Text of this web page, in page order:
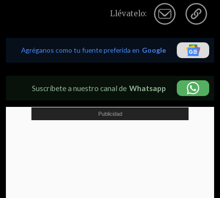
Llévatelo:
Agréganos como tu fuente preferida en Google
Suscríbete a nuestro canal de Whatsapp